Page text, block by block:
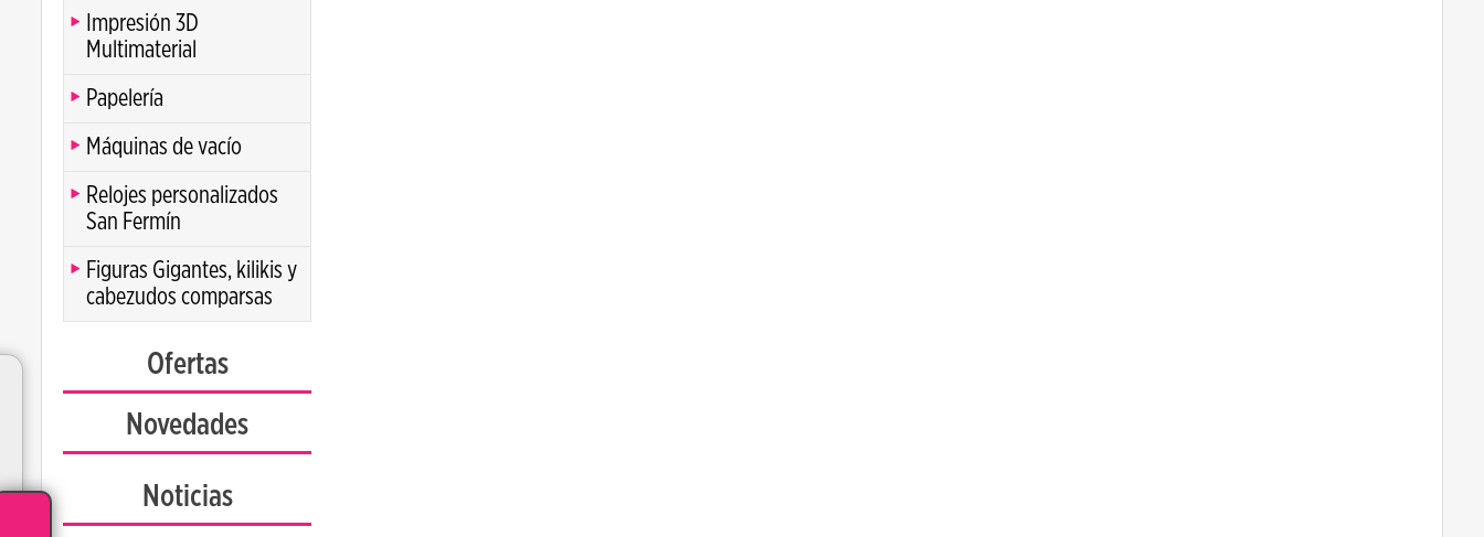
Impresión 3D
Multimaterial
Papelería
Máquinas de vacío
Relojes personalizados
San Fermín
Figuras Gigantes, kilikis y
cabezudos comparsas
Ofertas
Novedades
Noticias